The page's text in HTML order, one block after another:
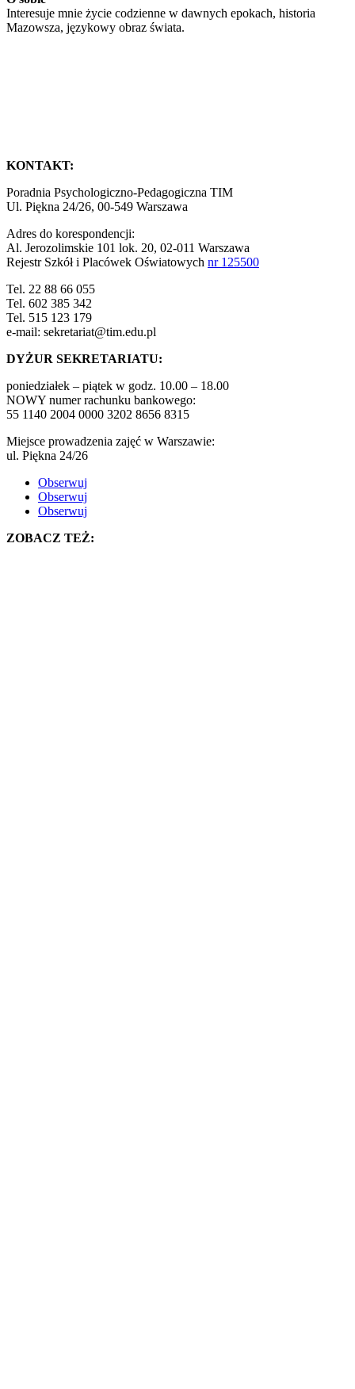
Interesuje mnie życie codzienne w dawnych epokach, historia
Mazowsza, językowy obraz świata.
KONTAKT:
Poradnia Psychologiczno-Pedagogiczna TIM
Ul. Piękna 24/26, 00-549 Warszawa
Adres do korespondencji:
Al. Jerozolimskie 101 lok. 20, 02-011 Warszawa
Rejestr Szkół i Placówek Oświatowych nr 125500
Tel. 22 88 66 055
Tel. 602 385 342
Tel. 515 123 179
e-mail: sekretariat@tim.edu.pl
DYŻUR SEKRETARIATU:
poniedziałek – piątek w godz. 10.00 – 18.00
NOWY numer rachunku bankowego:
55 1140 2004 0000 3202 8656 8315
Miejsce prowadzenia zajęć w Warszawie:
ul. Piękna 24/26
Obserwuj
Obserwuj
Obserwuj
ZOBACZ TEŻ: